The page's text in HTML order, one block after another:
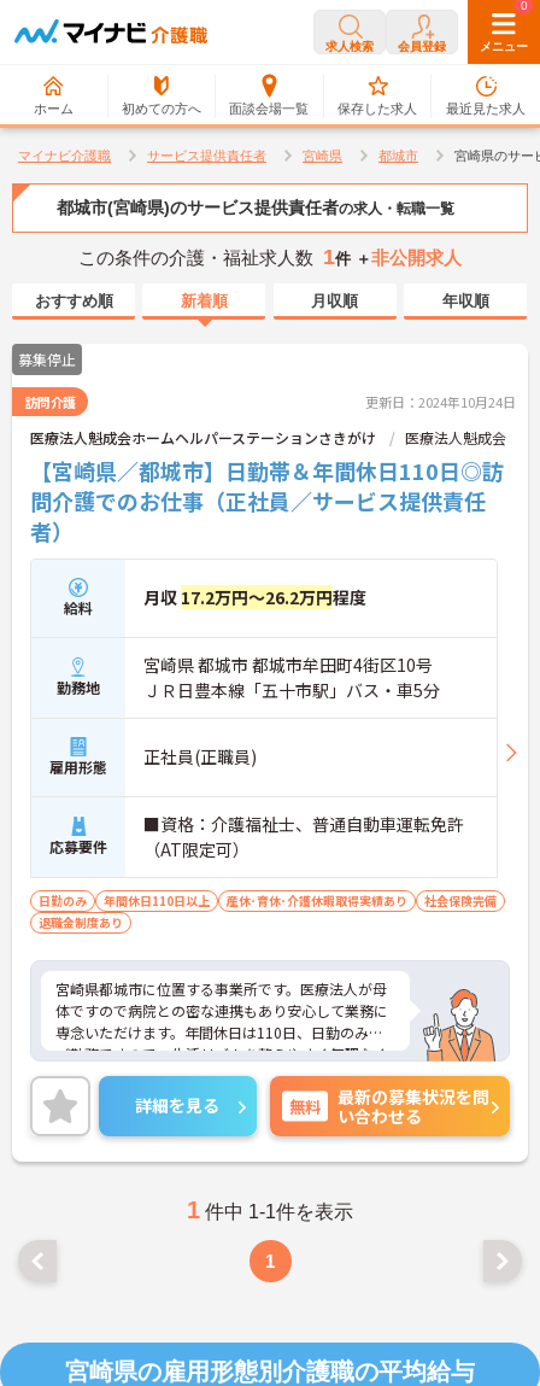
求人検索 会員登録 メニュー
ホーム 初めての方へ 面談会場一覧
0
保存した求人
0
最近見た求人
マイナビ介護職 サービス提供責任者 宮崎県 都城市 宮崎県のサー
都城市(宮崎県)のサービス提供責任者の求人・転職一覧
この条件の介護・福祉求人数 1件 ＋非公開求人
おすすめ順 新着順 月収順 年収順
募集停止
訪問介護 更新日：2024年10月24日
医療法人魁成会ホームヘルパーステーションさきがけ 医療法人魁成会
【宮崎県／都城市】日勤帯＆年間休日110日◎訪
問介護でのお仕事（正社員／サービス提供責任
者）
給料 月収 17.2万円～26.2万円程度
勤務地
宮崎県 都城市 都城市牟田町4街区10号
ＪＲ日豊本線「五十市駅」バス・車5分
雇用形態 正社員(正職員)
応募要件
■資格：介護福祉士、普通自動車運転免許
（AT限定可）
日勤のみ 年間休日110日以上 産休･育休･介護休暇取得実績あり
社会保険完備
退職金制度あり
宮崎県都城市に位置する事業所です。医療法人が母
体ですので病院との密な連携もあり安心して業務に
専念いただけます。年間休日は110日、日勤のみの
ご勤務ですので、生活リズムを整えやすく無理なく
ご勤務いただけます♪ご興味のある方には、面接対
策ポイントなど、さらに詳細をお話しいたしますの
でお気軽にご相談ください！
詳細を見る 無料
最新の募集状況を問
い合わせる
1 件中 1-1件を表示
1
宮崎県の雇用形態別介護職の平均給与